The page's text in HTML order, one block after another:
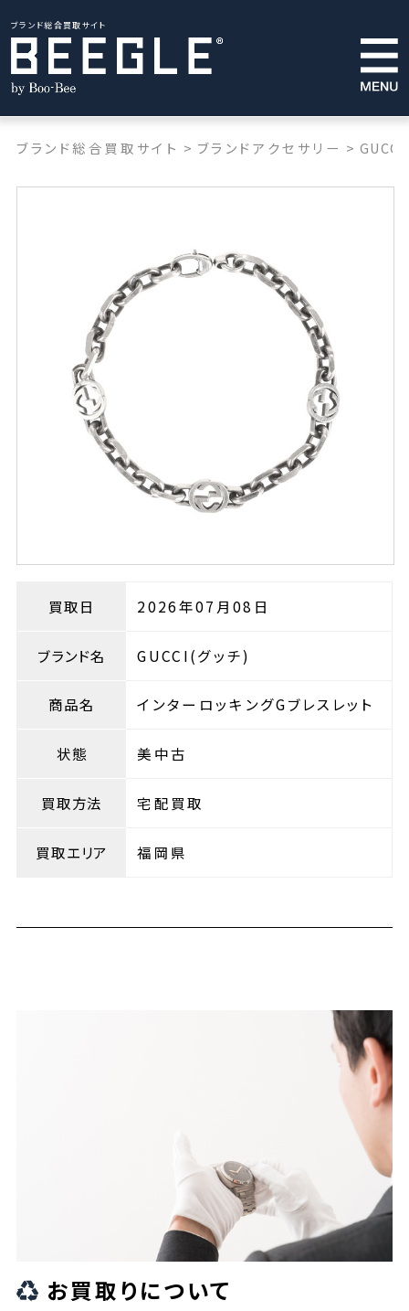
ブランド総合買取サイト
ブランド総合買取サイト > ブランドアクセサリー > GUCCI
買取日 2026年07月08日
ブランド名 GUCCI(グッチ)
商品名 インターロッキングGブレスレット
状態 美中古
買取方法 宅配買取
買取エリア 福岡県
お買取りについて